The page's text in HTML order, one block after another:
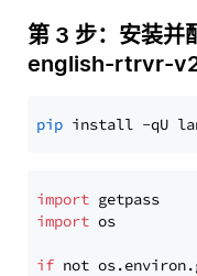
第 3 步：安装
english-rtrvr-
pip
import
import os
if not